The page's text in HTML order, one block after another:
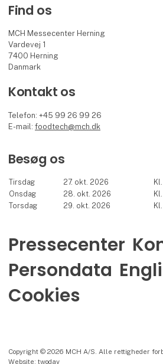
Find os
MCH Messecenter Herning
Vardevej 1
7400 Herning
Danmark
Kontakt os
Telefon: +45 99 26 99 26
E-mail:foodtech@mch.dk
Besøg os
Tirsdag 27. okt. 2026
Onsdag
28. okt. 2026
Torsdag
29. okt. 2026
Pressecenter
Persondata
Cookies
Copyright © 2026 MCH A/S. Alle rettigheder
Website: twoday